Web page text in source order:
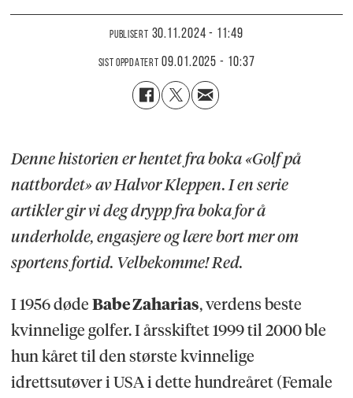
PUBLISERT 30.11.2024 - 11:49
SIST OPPDATERT 09.01.2025 - 10:37
Denne historien er hentet fra boka «Golf på
nattbordet» av Halvor Kleppen. I en serie
artikler gir vi deg drypp fra boka for å
underholde, engasjere og lære bort mer om
sportens fortid. Velbekomme! Red.
I 1956 døde Babe Zaharias, verdens beste
kvinnelige golfer. I årsskiftet 1999 til 2000 ble
hun kåret til den største kvinnelige
idrettsutøver i USA i dette hundreåret (Female